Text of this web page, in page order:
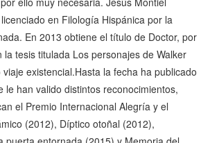
en Filología Hispánica por la
En 2013 obtiene el título de Doctor, por
la tesis titulada Los personajes de Walker
existencial.Hasta la fecha ha publicado
le han valido distintos reconocimientos,
el Premio Internacional Alegría y el
(2012), Díptico otoñal (2012),